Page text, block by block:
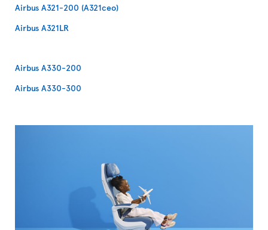
Airbus A321-200 (A321ceo)
Airbus A321LR
Airbus A330-200
Airbus A330-300